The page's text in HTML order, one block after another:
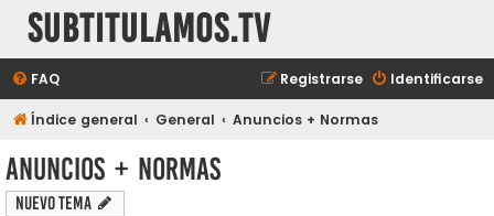
subtitulamos.tv
FAQ Identificarse
Registrarse
Índice general General Anuncios + Normas
Anuncios + Normas
Nuevo Tema